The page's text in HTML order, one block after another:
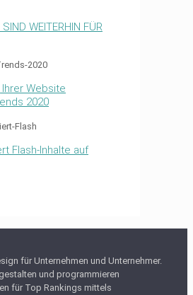
WEITERHIN FÜR
Website
2020
Flash-Inhalte auf
für Unternehmen und Unternehmer.
und programmieren
für Top Rankings mittels